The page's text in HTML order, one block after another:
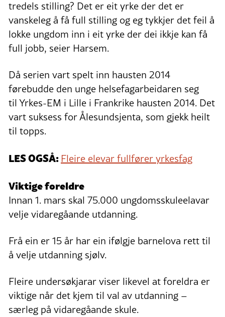
tredels stilling? Det er eit yrke der det er
vanskeleg å få full stilling og eg tykkjer det feil å
lokke ungdom inn i eit yrke der dei ikkje kan få
full jobb, seier Harsem.
Då serien vart spelt inn hausten 2014
førebudde den unge helsefagarbeidaren seg
til Yrkes-EM i Lille i Frankrike hausten 2014. Det
vart suksess for Ålesundsjenta, som gjekk heilt
til topps.
LES OGSÅ: Fleire elevar fullfører yrkesfag
Viktige foreldre
Innan 1. mars skal 75.000 ungdomsskuleelavar
velje vidaregåande utdanning.
Frå ein er 15 år har ein ifølgje barnelova rett til
å velje utdanning sjølv.
Fleire undersøkjarar viser likevel at foreldra er
viktige når det kjem til val av utdanning –
særleg på vidaregåande skule.